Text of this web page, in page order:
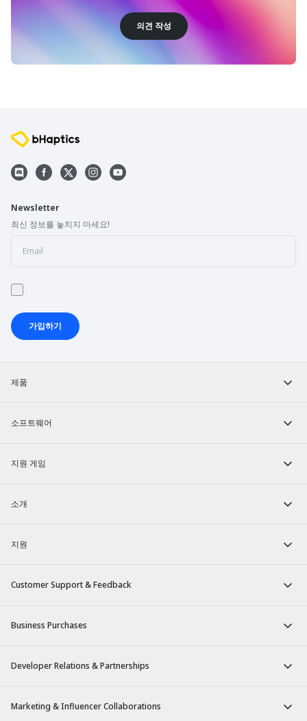
의견 작성
제품
소프트웨어
지원 게임
소개
지원
Customer Support & Feedback
Business Purchases
Developer Relations & Partnerships
Marketing & Influencer Collaborations
Newsletter
최신 정보를 놓치지 마세요!
가입하기